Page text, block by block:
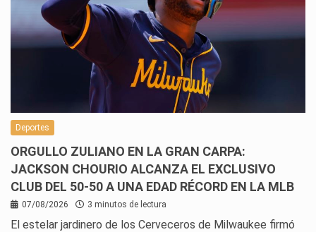
Deportes
ORGULLO ZULIANO EN LA GRAN CARPA:
JACKSON CHOURIO ALCANZA EL EXCLUSIVO
CLUB DEL 50-50 A UNA EDAD RÉCORD EN LA MLB
07/08/2026 3 minutos de lectura
El estelar jardinero de los Cerveceros de Milwaukee firmó